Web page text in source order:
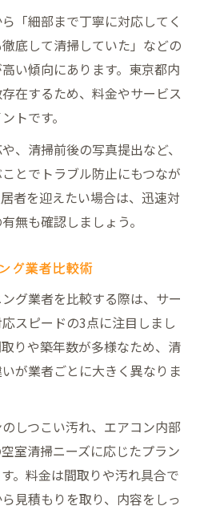
「細部まで丁寧に対応してく
底して清掃していた」などの
い傾向にあります。東京都内
在するため、料金やサービス
トです。
、清掃前後の写真提出など、
とでトラブル防止にもつなが
者を迎えたい場合は、迅速対
無も確認しましょう。
グ業者比較術
グ業者を比較する際は、サー
スピードの3点に注目しまし
りや築年数が多様なため、清
が業者ごとに大きく異なりま
しつこい汚れ、エアコン内部
室清掃ニーズに応じたプラン
。料金は間取りや汚れ具合で
見積もりを取り、内容をしっ